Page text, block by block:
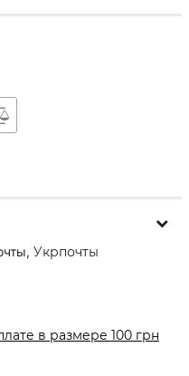
Укрпочты
в размере 100 грн